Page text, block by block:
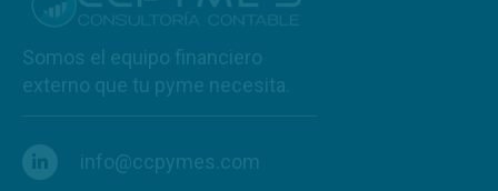
Somos el equipo financiero
externo que tu pyme necesita.
info@ccpymes.com